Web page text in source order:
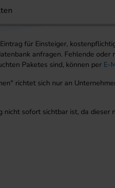
für Einsteiger,
anfragen. Fehlende oder
Paketes sind, können per E-
richtet sich nur an
nicht sofort sichtbar ist, da